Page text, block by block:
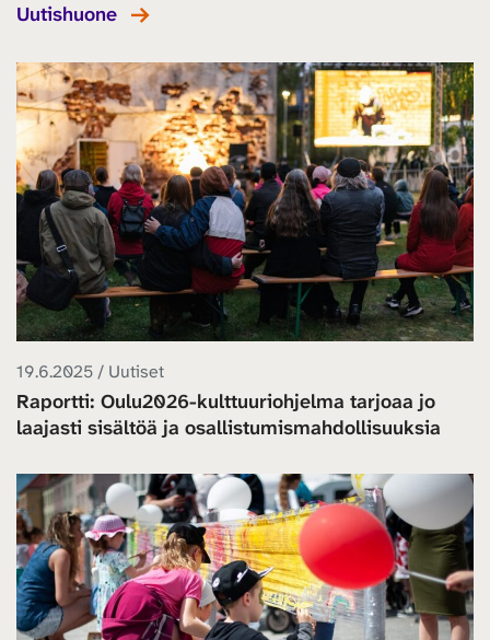
Uutishuone
19.6.2025 / Uutiset
Raportti: Oulu2026-kulttuuriohjelma tarjoaa jo
laajasti sisältöä ja osallistumismahdollisuuksia